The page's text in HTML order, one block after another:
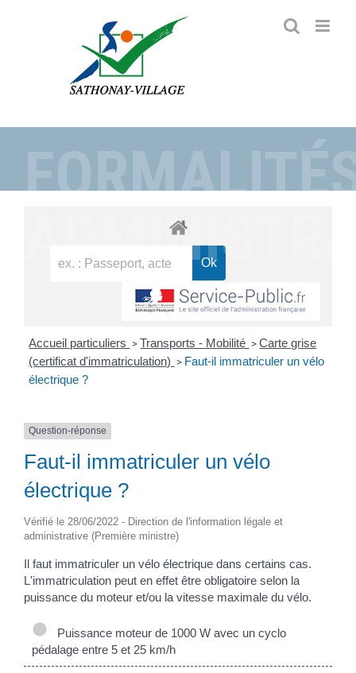
Accueil particuliers > Transports - Mobilité > Carte grise
(certificat d'immatriculation) > Faut-il immatriculer un vélo
électrique ?
Question-réponse
Faut-il immatriculer un vélo
électrique ?
Vérifié le 28/06/2022 - Direction de l'information légale et
administrative (Première ministre)
Il faut immatriculer un vélo électrique dans certains cas.
L'immatriculation peut en effet être obligatoire selon la
puissance du moteur et/ou la vitesse maximale du vélo.
Puissance moteur de 1000 W avec un cyclo
pédalage entre 5 et 25 km/h